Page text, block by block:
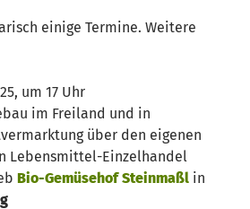
einige Termine. Weitere
um 17 Uhr
im Freiland und in
über den eigenen
Lebensmittel-Einzelhandel
Bio-Gemüsehof Steinmaßl in